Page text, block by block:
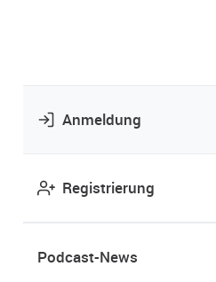
Anmeldung
Registrierung
Podcast-News